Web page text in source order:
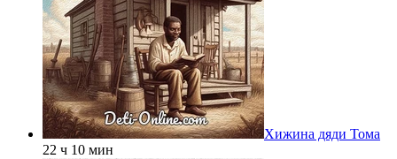
Хижина дяди Тома
22 ч 10 мин